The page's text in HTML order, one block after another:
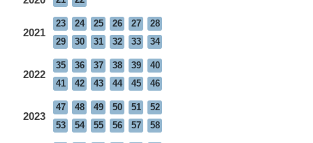
2021
23 24 25 26 27
28
29
30 31 32 33 34
2022
35 36 37 38 39
40
41
42 43 44 45 46
2023
47 48 49 50 51
52
53
54 55 56 57 58